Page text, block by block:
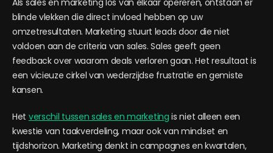
blinde vlekken die direct invloed hebben op uw
omzetresultaten. Marketing stuurt leads door die niet
voldoen aan de criteria van sales. Sales geeft geen
feedback over waarom deals verloren gaan. Het resultaat is
een vicieuze cirkel van wederzijdse frustratie en gemiste
kansen.
Het verschil tussen sales en marketing is niet alleen een
kwestie van taakverdeling, maar ook van mindset en
tijdshorizon. Marketing denkt in campagnes en kwartalen,